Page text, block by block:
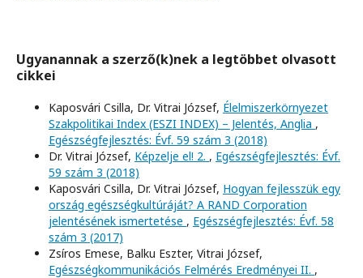
Ugyanannak a szerző(k)nek a legtöbbet olvasott
cikkei
Kaposvári Csilla, Dr. Vitrai József, Élelmiszerkörnyezet
Szakpolitikai Index (ESZI INDEX) – Jelentés, Anglia ,
Egészségfejlesztés: Évf. 59 szám 3 (2018)
Dr. Vitrai József, Képzelje el! 2. , Egészségfejlesztés: Évf.
59 szám 3 (2018)
Kaposvári Csilla, Dr. Vitrai József, Hogyan fejlesszük egy
ország egészségkultúráját? A RAND Corporation
jelentésének ismertetése , Egészségfejlesztés: Évf. 58
szám 3 (2017)
Zsíros Emese, Balku Eszter, Vitrai József,
Egészségkommunikációs Felmérés Eredményei II. ,